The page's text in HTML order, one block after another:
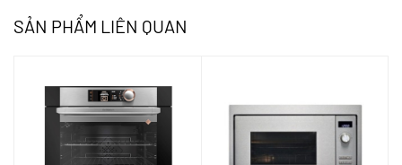
SẢN PHẨM LIÊN QUAN